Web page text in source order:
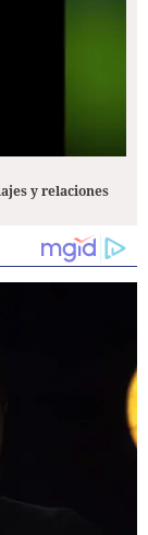
y relaciones